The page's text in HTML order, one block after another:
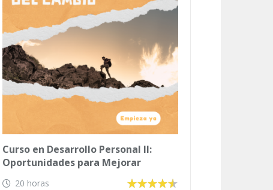
Curso en Desarrollo Personal II:
Oportunidades para Mejorar
20 horas